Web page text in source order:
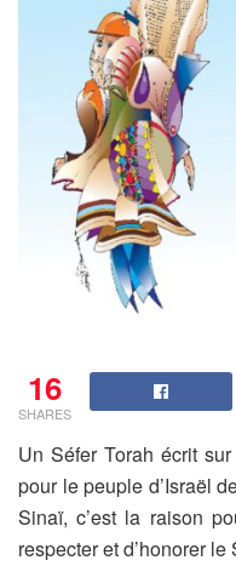
16
SHARES
Un Séfer Torah écrit
pour le peuple d’Israël
Sinaï, c’est la raison
respecter et d’honorer le